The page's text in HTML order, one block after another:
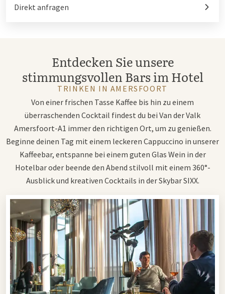
Direkt anfragen
Entdecken Sie unsere
stimmungsvollen Bars im Hotel
TRINKEN IN AMERSFOORT
Von einer frischen Tasse Kaffee bis hin zu einem
überraschenden Cocktail findest du bei Van der Valk
Amersfoort-A1 immer den richtigen Ort, um zu genießen.
Beginne deinen Tag mit einem leckeren Cappuccino in unserer
Kaffeebar, entspanne bei einem guten Glas Wein in der
Hotelbar oder beende den Abend stilvoll mit einem 360°-
Ausblick und kreativen Cocktails in der Skybar SIXX.